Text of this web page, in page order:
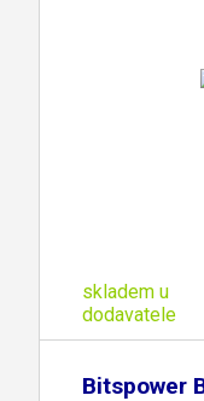
skladem u
dodavatele
Bitspower